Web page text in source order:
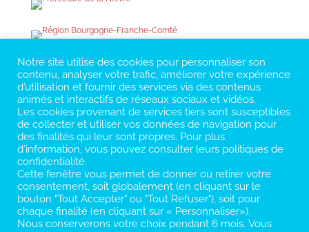
Notre site utilise des cookies pour personnaliser son
contenu, analyser votre trafic, améliorer votre expérience
d’utilisation et fournir des services via des contenus
animés et interactifs de réseaux sociaux et vidéos.
Les cookies provenant de services tiers sont susceptibles
de collecter et utiliser vos données de navigation pour
des finalités qui leur sont propres. Pour plus
d’information, vous pouvez consulter leurs politiques de
confidentialité.
Cette fenêtre vous permet de donner ou retirer votre
consentement, soit globalement (en cliquant sur le
bouton "Tout Accepter" ou "Tout Refuser"), soit pour
chaque finalité (en cliquant sur « Personnaliser»).
Nous conserverons votre choix pendant 6 mois. Vous